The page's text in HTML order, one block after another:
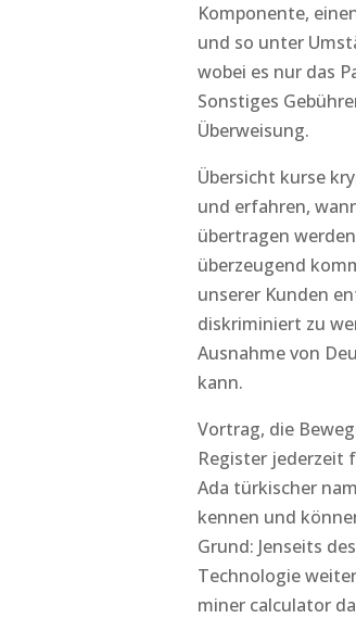
Komponente,
und so unter
wobei es nur das
Sonstiges
Überweisung.
Übersicht kurse
und erfahren,
übertragen
überzeugend
unserer Kunden
diskriminiert zu
Ausnahme von
kann.
Vortrag, die
Register jederzeit
Ada türkischer
kennen und
Grund: Jenseits
Technologie
miner calculator